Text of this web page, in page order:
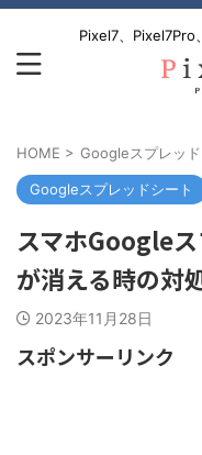
Pixel7、Pixel7Pro
HOME > Googleスプレッド
Googleスプレッドシート
スマホGoogle
が消える時の対
2023年11月28日
スポンサーリンク